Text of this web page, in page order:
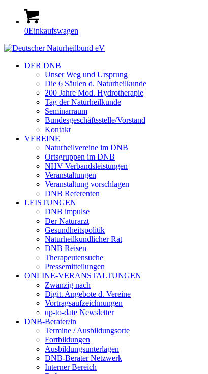
0Einkaufswagen
DER DNB
Unser Weg und Ursprung
Die 6 Säulen d. Naturheilkunde
200 Jahre Mod. Hydrotherapie
Tag der Naturheilkunde
Seminarraum
Bundesgeschäftsstelle/Vorstand
Kontakt
VEREINE
Naturheilvereine im DNB
Ortsgruppen im DNB
NHV Verbandsleistungen
Veranstaltungen
Veranstaltung vorschlagen
DNB Referenten
LEISTUNGEN
DNB impulse
Der Naturarzt
Gesundheitspolitik
Naturheilkundlicher Rat
DNB Reisen
Therapeutensuche
Pressemitteilungen
ONLINE-VERANSTALTUNGEN
Zwanzig nach
Digit. Angebote d. Vereine
Vortragsaufzeichnungen
up-to-date Newsletter
DNB-Berater/in
Termine / Ausbildungsorte
Fortbildungen
Ausbildungsunterlagen
DNB-Berater Netzwerk
Interner Bereich